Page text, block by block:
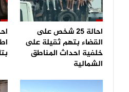
احالة 25 شخص على
القضاء بتهم ثقيلة على
خلفية احداث المناطق
الشمالية